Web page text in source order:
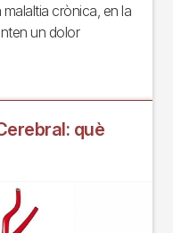
crònica, en la
un dolor
què